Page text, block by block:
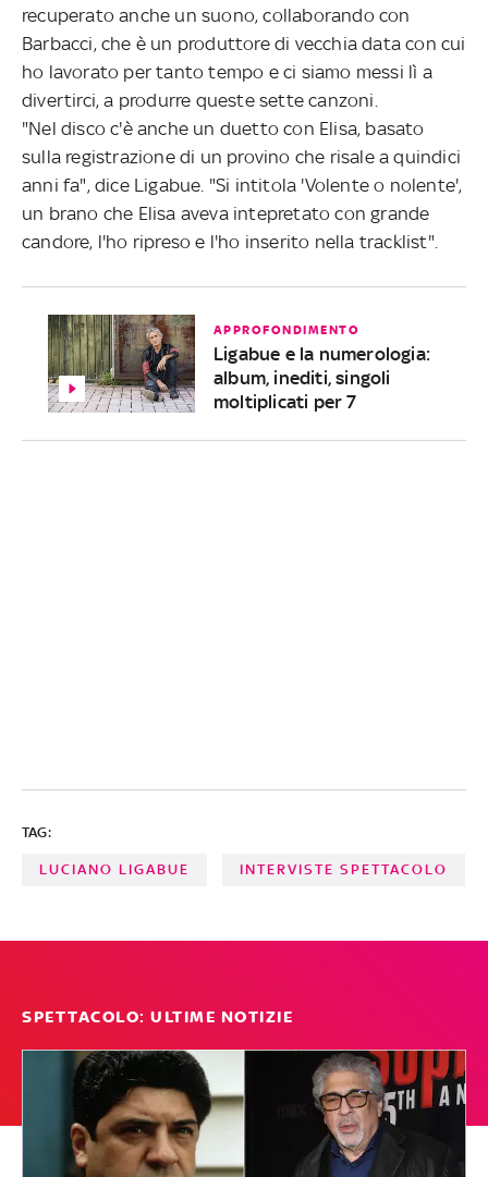
recuperato anche un suono, collaborando con
Barbacci, che è un produttore di vecchia data con cui
ho lavorato per tanto tempo e ci siamo messi lì a
divertirci, a produrre queste sette canzoni.
"Nel disco c'è anche un duetto con Elisa, basato
sulla registrazione di un provino che risale a quindici
anni fa", dice Ligabue. "Si intitola 'Volente o nolente',
un brano che Elisa aveva intepretato con grande
candore, l'ho ripreso e l'ho inserito nella tracklist".
APPROFONDIMENTO
Ligabue e la numerologia:
album, inediti, singoli
moltiplicati per 7
TAG:
LUCIANO LIGABUE INTERVISTE SPETTACOLO
SPETTACOLO: ULTIME NOTIZIE